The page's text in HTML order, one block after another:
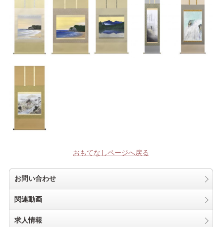
おもてなしページへ戻る
お問い合わせ
関連動画
求人情報